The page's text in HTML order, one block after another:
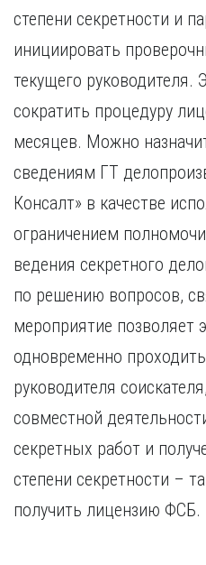
степени секретности и
инициировать
текущего руководителя.
сократить процедуру
месяцев. Можно
сведениям ГТ
Консалт» в качестве
ограничением
ведения секретного
по решению вопросов,
мероприятие позволяет
одновременно
руководителя
совместной
секретных работ и
степени секретности –
получить лицензию ФСБ.